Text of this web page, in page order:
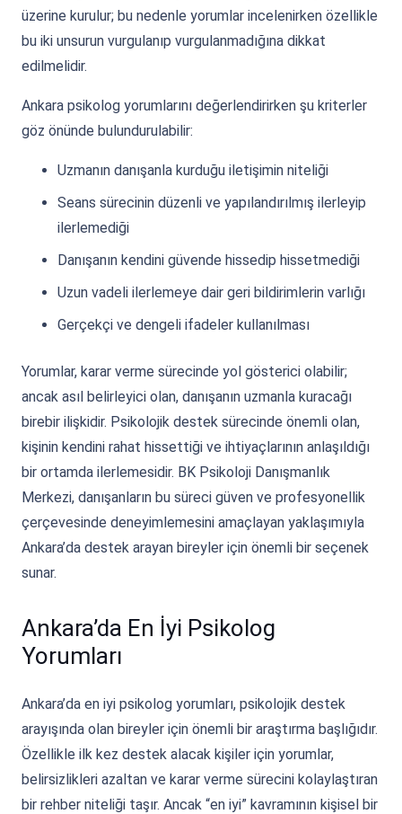
üzerine kurulur; bu nedenle yorumlar incelenirken özellikle
bu iki unsurun vurgulanıp vurgulanmadığına dikkat
edilmelidir.
Ankara psikolog yorumlarını değerlendirirken şu kriterler
göz önünde bulundurulabilir:
Uzmanın danışanla kurduğu iletişimin niteliği
Seans sürecinin düzenli ve yapılandırılmış ilerleyip
ilerlemediği
Danışanın kendini güvende hissedip hissetmediği
Uzun vadeli ilerlemeye dair geri bildirimlerin varlığı
Gerçekçi ve dengeli ifadeler kullanılması
Yorumlar, karar verme sürecinde yol gösterici olabilir;
ancak asıl belirleyici olan, danışanın uzmanla kuracağı
birebir ilişkidir. Psikolojik destek sürecinde önemli olan,
kişinin kendini rahat hissettiği ve ihtiyaçlarının anlaşıldığı
bir ortamda ilerlemesidir. BK Psikoloji Danışmanlık
Merkezi, danışanların bu süreci güven ve profesyonellik
çerçevesinde deneyimlemesini amaçlayan yaklaşımıyla
Ankara’da destek arayan bireyler için önemli bir seçenek
sunar.
Ankara’da En İyi Psikolog
Yorumları
Ankara’da en iyi psikolog yorumları, psikolojik destek
arayışında olan bireyler için önemli bir araştırma başlığıdır.
Özellikle ilk kez destek alacak kişiler için yorumlar,
belirsizlikleri azaltan ve karar verme sürecini kolaylaştıran
bir rehber niteliği taşır. Ancak “en iyi” kavramının kişisel bir